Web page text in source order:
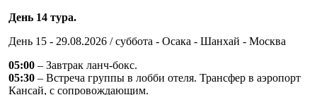
День 14 тура.
День 15 - 29.08.2026 / суббота - Осака - Шанхай - Москва
05:00 – Завтрак ланч-бокс.
05:30 – Встреча группы в лобби отеля. Трансфер в аэропорт
Кансай, с сопровождающим.